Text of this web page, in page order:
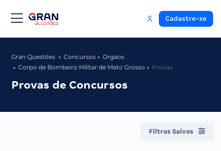
Cadastre-se
Gran Questões Concursos
Orgaos
Corpo de Bombeiro Militar de Mato Grosso
Provas
Provas de Concursos
Filtros Salvos